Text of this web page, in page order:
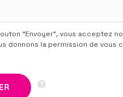
“Envoyer”, vous acceptez
donnons la permission de vous